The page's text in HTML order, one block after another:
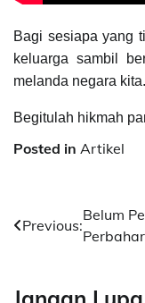
Bagi sesiapa yang
keluarga sambil
melanda negara kita.
Begitulah hikmah
Posted in Artikel
Post
Previous:
Belum